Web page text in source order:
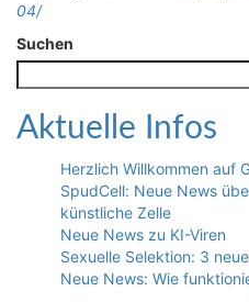
04/
Suchen
Aktuelle Infos
Herzlich Willkommen auf
SpudCell: Neue News
künstliche Zelle
Neue News zu KI-Viren
Sexuelle Selektion: 3
Neue News: Wie